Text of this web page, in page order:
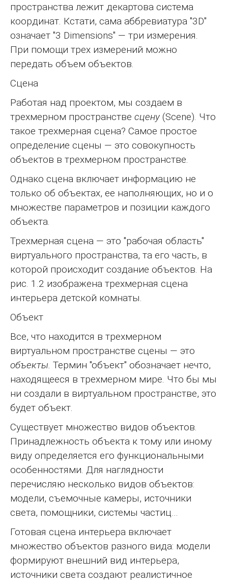
пространства лежит декартова система
координат. Кстати, сама аббревиатура "3D"
означает "3 Dimensions" — три измерения.
При помощи трех измерений можно
передать объем объектов.
Сцена
Работая над проектом, мы создаем в
трехмерном пространстве сцену (Scene). Что
такое трехмерная сцена? Самое простое
определение сцены — это совокупность
объектов в трехмерном пространстве.
Однако сцена включает информацию не
только об объектах, ее наполняющих, но и о
множестве параметров и позиции каждого
объекта.
Трехмерная сцена — это "рабочая область"
виртуального пространства, та его часть, в
которой происходит создание объектов. На
рис. 1.2 изображена трехмерная сцена
интерьера детской комнаты.
Объект
Все, что находится в трехмерном
виртуальном пространстве сцены — это
объекты. Термин "объект" обозначает нечто,
находящееся в трехмерном мире. Что бы мы
ни создали в виртуальном пространстве, это
будет объект.
Существует множество видов объектов.
Принадлежность объекта к тому или иному
виду определяется его функциональными
особенностями. Для наглядности
перечисляю несколько видов объектов:
модели, съемочные камеры, источники
света, помощники, системы частиц…
Готовая сцена интерьера включает
множество объектов разного вида: модели
формируют внешний вид интерьера,
источники света создают реалистичное